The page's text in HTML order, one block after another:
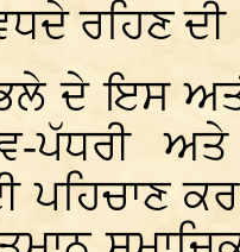
ਰਹਿਣ
ਦੇ ਇਸ
ਪੱਧਰੀ
ਪਹਿਚਾਣ